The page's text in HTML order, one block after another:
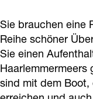
m
e
p
a
g
Sie brauchen eine
Reihe schöner
Sie einen
Haarlemmermeers
sind mit dem Boot,